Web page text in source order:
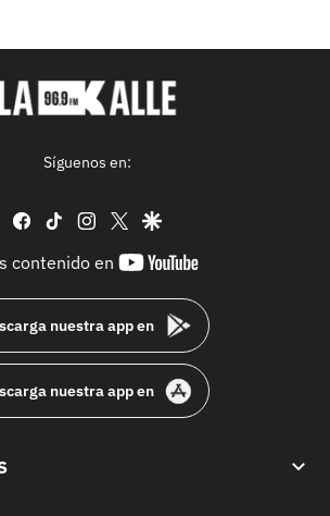
Síguenos en:
facebook
tiktok instagram
twittergoogle
contenido en
youtube-
nuestra app en
nuestra app en